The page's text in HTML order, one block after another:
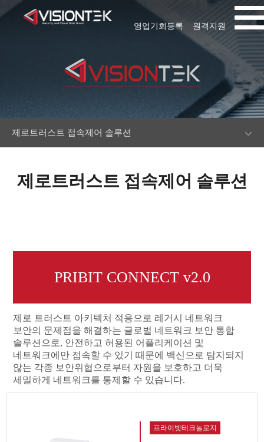
원격지원
영업기회등록
제로트러스트 접속제어 솔루션
제로트러스트 접속제어 솔루션
PRIBIT CONNECT v2.0
제로 트러스트 아키텍처 적용으로 레거시 네트워크
보안의 문제점을 해결하는 글로벌 네트워크 보안 통합
솔루션으로, 안전하고 허용된 어플리케이션 및
네트워크에만 접속할 수 있기 때문에 백신으로 탐지되지
않는 각종 보안위협으로부터 자원을 보호하고 더욱
세밀하게 네트워크를 통제할 수 있습니다.
프라이빗테크놀로지